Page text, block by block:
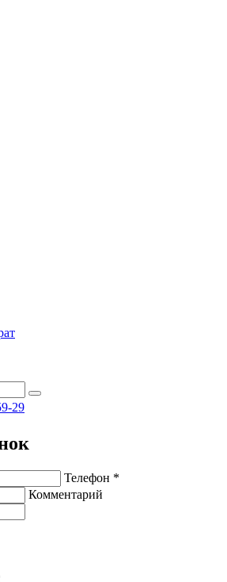
29
Телефон *
Комментарий